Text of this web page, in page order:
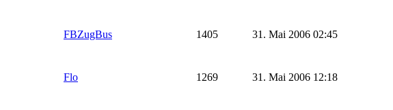
FBZugBus 1405 31. Mai 2006 02:45
Flo 1269 31. Mai 2006 12:18